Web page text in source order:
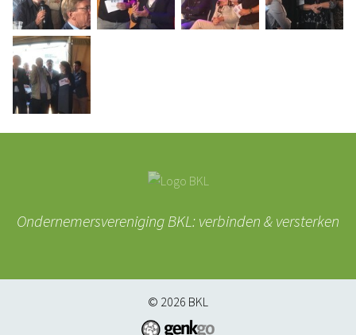
Ondernemersvereniging BKL: verbinden & versterken
© 2026 BKL